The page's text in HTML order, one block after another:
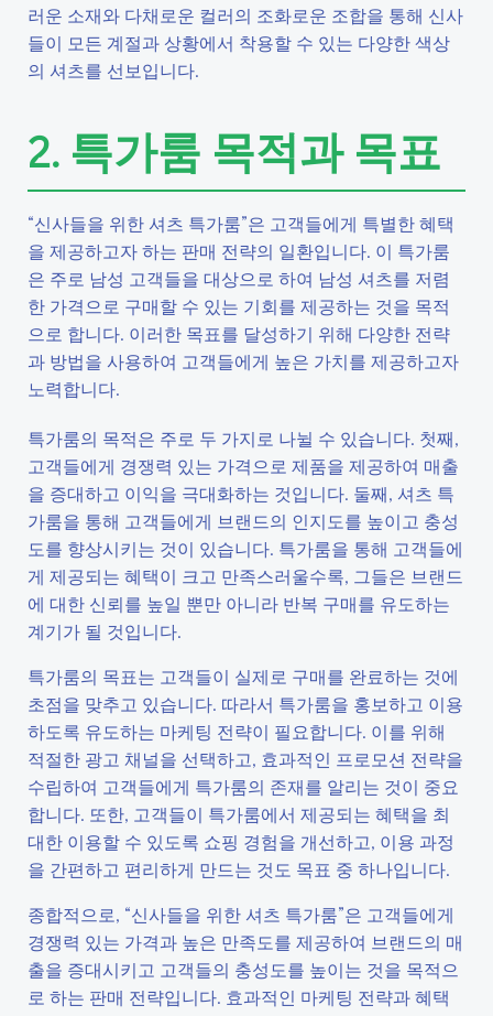
러운 소재와 다채로운 컬러의 조화로운 조합을 통해 신사
들이 모든 계절과 상황에서 착용할 수 있는 다양한 색상
의 셔츠를 선보입니다.
2. 특가룸 목적과 목표
“신사들을 위한 셔츠 특가룸”은 고객들에게 특별한 혜택
을 제공하고자 하는 판매 전략의 일환입니다. 이 특가룸
은 주로 남성 고객들을 대상으로 하여 남성 셔츠를 저렴
한 가격으로 구매할 수 있는 기회를 제공하는 것을 목적
으로 합니다. 이러한 목표를 달성하기 위해 다양한 전략
과 방법을 사용하여 고객들에게 높은 가치를 제공하고자
노력합니다.
특가룸의 목적은 주로 두 가지로 나뉠 수 있습니다. 첫째,
고객들에게 경쟁력 있는 가격으로 제품을 제공하여 매출
을 증대하고 이익을 극대화하는 것입니다. 둘째, 셔츠 특
가룸을 통해 고객들에게 브랜드의 인지도를 높이고 충성
도를 향상시키는 것이 있습니다. 특가룸을 통해 고객들에
게 제공되는 혜택이 크고 만족스러울수록, 그들은 브랜드
에 대한 신뢰를 높일 뿐만 아니라 반복 구매를 유도하는
계기가 될 것입니다.
특가룸의 목표는 고객들이 실제로 구매를 완료하는 것에
초점을 맞추고 있습니다. 따라서 특가룸을 홍보하고 이용
하도록 유도하는 마케팅 전략이 필요합니다. 이를 위해
적절한 광고 채널을 선택하고, 효과적인 프로모션 전략을
수립하여 고객들에게 특가룸의 존재를 알리는 것이 중요
합니다. 또한, 고객들이 특가룸에서 제공되는 혜택을 최
대한 이용할 수 있도록 쇼핑 경험을 개선하고, 이용 과정
을 간편하고 편리하게 만드는 것도 목표 중 하나입니다.
종합적으로, “신사들을 위한 셔츠 특가룸”은 고객들에게
경쟁력 있는 가격과 높은 만족도를 제공하여 브랜드의 매
출을 증대시키고 고객들의 충성도를 높이는 것을 목적으
로 하는 판매 전략입니다. 효과적인 마케팅 전략과 혜택